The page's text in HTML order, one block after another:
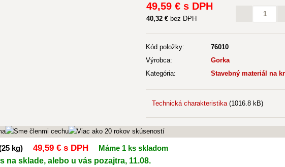
49,59 € s DPH
40,32 € bez DPH
Kód položky:
76010
Výrobca:
Gorka
Kategória:
Stavebný materiál na
Technická charakteristika(1016.8 kB)
kg) 49,59 € s DPH Máme 1 ks skladom
na sklade, alebo u vás pozajtra, 11.08.